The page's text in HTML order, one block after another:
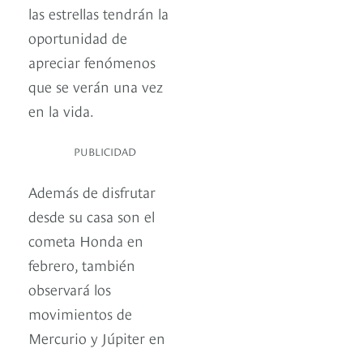
las estrellas tendrán la
oportunidad de
apreciar fenómenos
que se verán una vez
en la vida.
PUBLICIDAD
Además de disfrutar
desde su casa son el
cometa Honda en
febrero, también
observará los
movimientos de
Mercurio y Júpiter en